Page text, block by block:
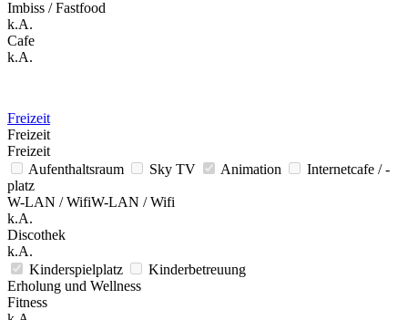
Imbiss / Fastfood
k.A.
Cafe
k.A.
Freizeit
Freizeit
Freizeit
Aufenthaltsraum
Sky TV Animation
Internetcafe / -
platz
W-LAN / WifiW-LAN / Wifi
k.A.
Discothek
k.A.
Kinderspielplatz
Kinderbetreuung
Erholung und Wellness
Fitness